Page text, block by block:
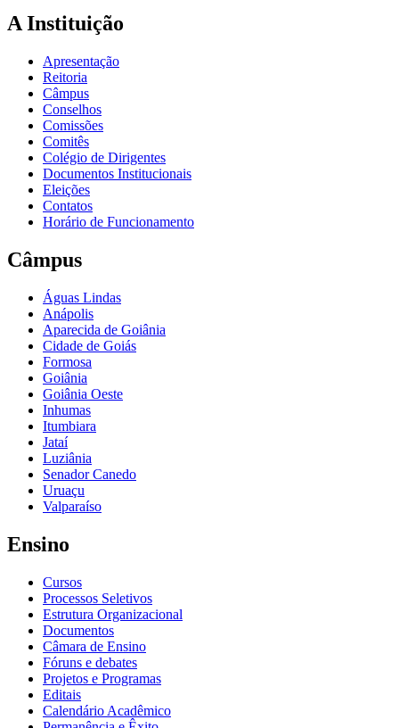
A Instituição
Apresentação
Reitoria
Câmpus
Conselhos
Comissões
Comitês
Colégio de Dirigentes
Documentos Institucionais
Eleições
Contatos
Horário de Funcionamento
Câmpus
Águas Lindas
Anápolis
Aparecida de Goiânia
Cidade de Goiás
Formosa
Goiânia
Goiânia Oeste
Inhumas
Itumbiara
Jataí
Luziânia
Senador Canedo
Uruaçu
Valparaíso
Ensino
Cursos
Processos Seletivos
Estrutura Organizacional
Documentos
Câmara de Ensino
Fóruns e debates
Projetos e Programas
Editais
Calendário Acadêmico